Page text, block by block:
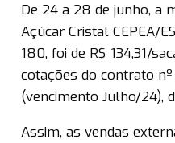
De 24 a 28 de junho, a
Açúcar Cristal CEPEA/
180, foi de R$ 134,31/
cotações do contrato nº
(vencimento Julho/24),
Assim, as vendas